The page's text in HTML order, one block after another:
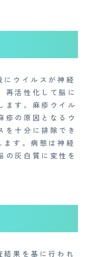
ウイルスが神経
再活性化して脳に
ます。麻疹ウイル
疹の原因となるウ
を十分に排除でき
す。病態は神経
の灰白質に変性を
果を基に行われ